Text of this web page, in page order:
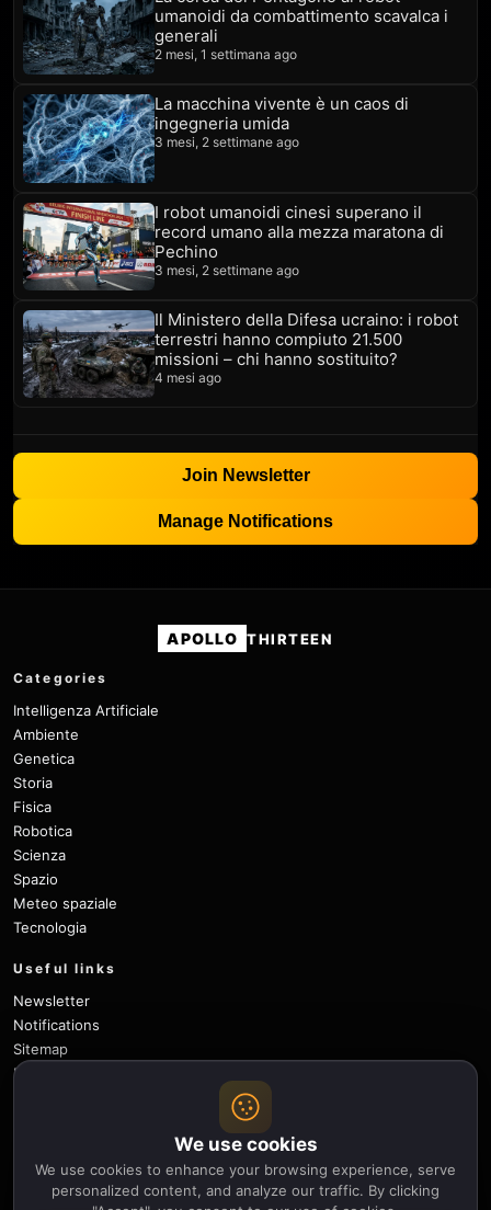
umanoidi da combattimento scavalca i
generali
2 mesi, 1 settimana ago
La macchina vivente è un caos di
ingegneria umida
3 mesi, 2 settimane ago
I robot umanoidi cinesi superano il
record umano alla mezza maratona di
Pechino
3 mesi, 2 settimane ago
Il Ministero della Difesa ucraino: i robot
terrestri hanno compiuto 21.500
missioni – chi hanno sostituito?
4 mesi ago
Join Newsletter
Manage Notifications
APOLLO THIRTEEN
Categories
Intelligenza Artificiale
Ambiente
Genetica
Storia
Fisica
Robotica
Scienza
Spazio
Meteo spaziale
Tecnologia
Useful links
Newsletter
Notifications
Sitemap
Privacy Policy
Follow
We use cookies
We use cookies to enhance your browsing experience, serve
personalized content, and analyze our traffic. By clicking